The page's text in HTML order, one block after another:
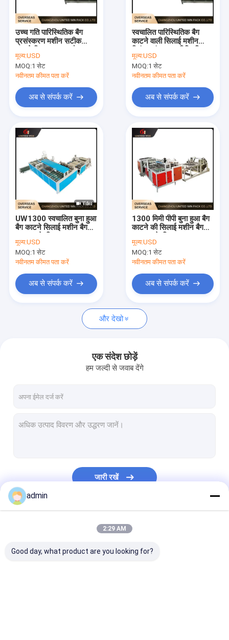
वीडियो
हमारे बारे में
कारखाना भ्रमण
गुणवत्ता नियंत्रण
संपर्क करें
समाचार
एक उद्धरण की विनती करे
मोनोफिलामेंट एक्सट्रूज़न लाइन
कृत्रिम घास उत्पादन लाइन
स्वचालित काटने और सिलाई मशीन
उच्च गति पारिस्थितिक बैग
प्रसंस्करण मशीन सटीक
पर्यावरण बैग निर्माण के लिए
मूल्य:USD
MOQ:1 सेट
नवीनतम कीमत पता करें
अब से संपर्क करें
स्वचालित पारिस्थितिक बैग
काटने वाली सिलाई मशीन
बैग के लिए विश्वसनीय
आउटपुट
मूल्य:USD
MOQ:1 सेट
नवीनतम कीमत पता करें
अब से संपर्क करें
UW1300 स्वचालित बुना हुआ
बैग काटने सिलाई मशीन बैग
स्थिर उत्पादन
मूल्य:USD
MOQ:1 सेट
नवीनतम कीमत पता करें
अब से संपर्क करें
1300 मिमी पीपी बुना हुआ बैग
काटने की सिलाई मशीन बैग
स्थिर प्रदर्शन
मूल्य:USD
MOQ:1 सेट
नवीनतम कीमत पता करें
अब से संपर्क करें
और देखो
एक संदेश छोड़ें
हम जल्दी से जवाब देंगे
जारी रखें
admin
2:29 AM
Good day, what product are you looking for?